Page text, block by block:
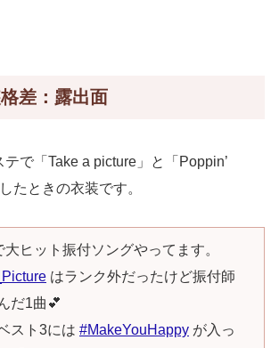
差：露出面
テで「Take a picture」と「Poppin’
たときの衣装です。
大ヒット振付ソングやってます。
はランク外だったけど振付師
だ1曲💕
スト3には #MakeYouHappy が入っ